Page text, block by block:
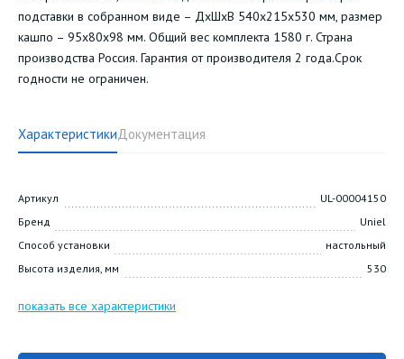
подставки в собранном виде – ДхШхВ 540х215х530 мм, размер
кашпо – 95х80х98 мм. Общий вес комплекта 1580 г. Страна
производства Россия. Гарантия от производителя 2 года.Срок
годности не ограничен.
ХарактеристикиДокументация
Артикул
UL-00004150
Бренд
Uniel
Способ установки
настольный
Высота изделия, мм
530
показать все характеристики